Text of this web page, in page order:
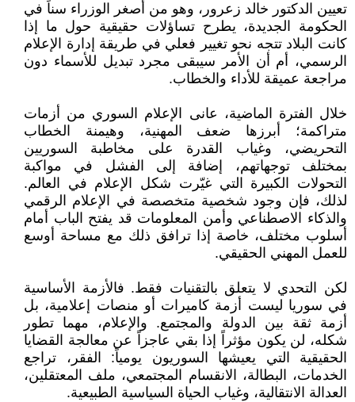
تعيين الدكتور خالد زعرور، وهو من أصغر الوزراء سناً في
الحكومة الجديدة، يطرح تساؤلات حقيقية حول ما إذا
كانت البلاد تتجه نحو تغيير فعلي في طريقة إدارة الإعلام
الرسمي، أم أن الأمر سيبقى مجرد تبديل للأسماء دون
مراجعة عميقة للأداء والخطاب.
خلال الفترة الماضية، عانى الإعلام السوري من أزمات
متراكمة؛ أبرزها ضعف المهنية، وهيمنة الخطاب
التحريضي، وغياب القدرة على مخاطبة السوريين
بمختلف توجهاتهم، إضافة إلى الفشل في مواكبة
التحولات الكبيرة التي غيّرت شكل الإعلام في العالم.
لذلك، فإن وجود شخصية متخصصة في الإعلام الرقمي
والذكاء الاصطناعي وأمن المعلومات قد يفتح الباب أمام
أسلوب مختلف، خاصة إذا ترافق ذلك مع مساحة أوسع
للعمل المهني الحقيقي.
لكن التحدي لا يتعلق بالتقنيات فقط. فالأزمة الأساسية
في سوريا ليست أزمة كاميرات أو منصات إعلامية، بل
أزمة ثقة بين الدولة والمجتمع. والإعلام، مهما تطور
شكله، لن يكون مؤثراً إذا بقي عاجزاً عن معالجة القضايا
الحقيقية التي يعيشها السوريون يومياً: الفقر، تراجع
الخدمات، البطالة، الانقسام المجتمعي، ملف المعتقلين،
العدالة الانتقالية، وغياب الحياة السياسية الطبيعية.